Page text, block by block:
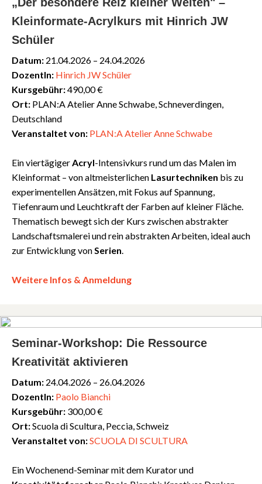
Kleinformate-Acrylkurs mit Hinrich JW
Schüler
Datum: 21.04.2026 – 24.04.2026
DozentIn: Hinrich JW Schüler
Kursgebühr:490,00 €
Ort: PLAN:A Atelier Anne Schwabe, Schneverdingen,
Deutschland
Veranstaltet von: PLAN:A Atelier Anne Schwabe
Ein viertägigerAcryl-Intensivkurs rund um das Malen im
Kleinformat – von altmeisterlichen Lasurtechniken bis zu
experimentellen Ansätzen, mit Fokus auf Spannung,
Tiefenraum und Leuchtkraft der Farben auf kleiner Fläche.
Thematisch bewegt sich der Kurs zwischen abstrakter
Landschaftsmalerei und rein abstrakten Arbeiten, ideal auch
zur Entwicklung vonSerien.
Weitere Infos & Anmeldung
Seminar-Workshop: Die Ressource
Kreativität aktivieren
Datum: 24.04.2026 – 26.04.2026
DozentIn: Paolo Bianchi
Kursgebühr: 300,00 €
Ort:Scuola di Scultura, Peccia, Schweiz
Veranstaltet von:SCUOLA DI SCULTURA
Ein Wochenend-Seminar mit dem Kurator und